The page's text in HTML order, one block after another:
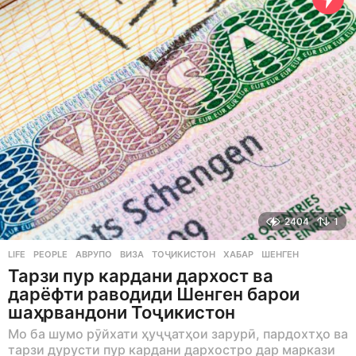
s
a
g
o
2404 1
LIFE ,PEOPLE АВРУПО ,ВИЗА ,ТОҶИКИСТОН ,ХАБАР ,ШЕНГЕН
Тарзи пур кардани дархост ва
дарёфти раводиди Шенген барои
шаҳрвандони Тоҷикистон
Мо ба шумо рӯйхати ҳуҷҷатҳои зарурӣ, пардохтҳо ва
тарзи дурусти пур кардани дархостро дар маркази